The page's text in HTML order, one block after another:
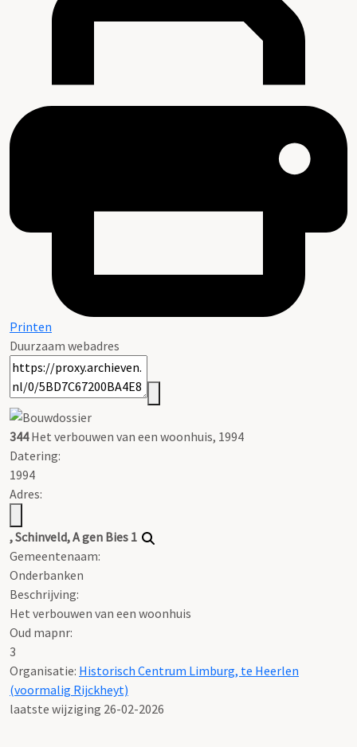
Printen
Duurzaam webadres
344Het verbouwen van een woonhuis, 1994
Datering:
1994
Adres:
, Schinveld, A gen Bies 1
Gemeentenaam:
Onderbanken
Beschrijving:
Het verbouwen van een woonhuis
Oud mapnr:
3
Organisatie: Historisch Centrum Limburg, te Heerlen
(voormalig Rijckheyt)
laatste wijziging 26-02-2026